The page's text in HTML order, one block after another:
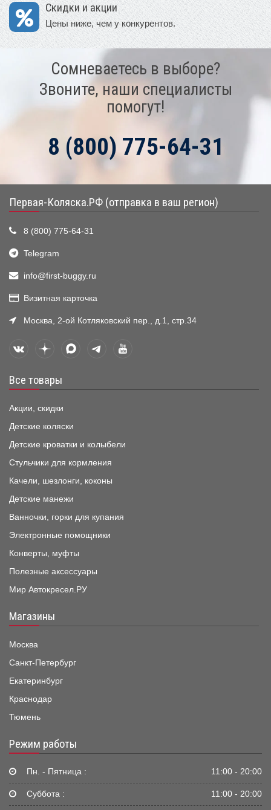
Скидки и акции
Цены ниже, чем у конкурентов.
Сомневаетесь в выборе?
Звоните, наши специалисты
помогут!
8 (800) 775-64-31
Первая-Коляска.РФ (отправка в ваш регион)
8 (800) 775-64-31
Telegram
info@first-buggy.ru
Визитная карточка
Москва, 2-ой Котляковский пер., д.1, стр.34
Все товары
Акции, скидки
Детские коляски
Детские кроватки и колыбели
Стульчики для кормления
Качели, шезлонги, коконы
Детские манежи
Ванночки, горки для купания
Электронные помощники
Конверты, муфты
Полезные аксессуары
Мир Автокресел.РУ
Магазины
Москва
Санкт-Петербург
Екатеринбург
Краснодар
Тюмень
Режим работы
Пн. - Пятница : 11:00 - 20:00
Суббота : 11:00 - 20:00